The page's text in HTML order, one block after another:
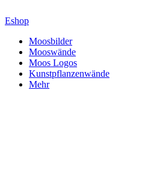
Inhalt
Eshop
Moosbilder
Mooswände
Moos Logos
Kunstpflanzenwände
Mehr